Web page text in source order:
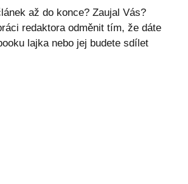
až do konce? Zaujal Vás?
redaktora odměnit tím, že dáte
lajka nebo jej budete sdílet